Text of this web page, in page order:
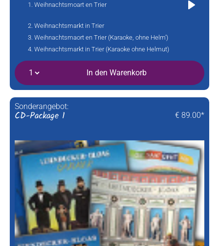
Weihnachtsmoart en Trier
Weihnachtsmarkt in Trier
Weihnachtsmaort en Trier (Karaoke, ohne Helm')
Weihnachtsmarkt in Trier (Karaoke ohne Helmut)
In den Warenkorb
Sonderangebot:
CD-Package 1 € 89.00*